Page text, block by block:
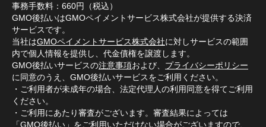
事務手数料：660円（税込）
GMO後払いはGMOペイメントサービス株式会社が提供する決済
サービスです。
当社はGMOペイメントサービス株式会社に対しサービスの範囲
内で個人情報を提供し、代金債権を譲渡します。
GMO後払いサービスの注意事項および、 プライバシーポリシー
に同意のうえ、GMO後払いサービスをご利用ください。
・ご利用者が未成年の場合、法定代理人の利用同意を得てご利用
ください。
・ご利用にあたり審査がございます。審査結果によっては
「GMO後払い」をご利用いただけない場合がございますので、